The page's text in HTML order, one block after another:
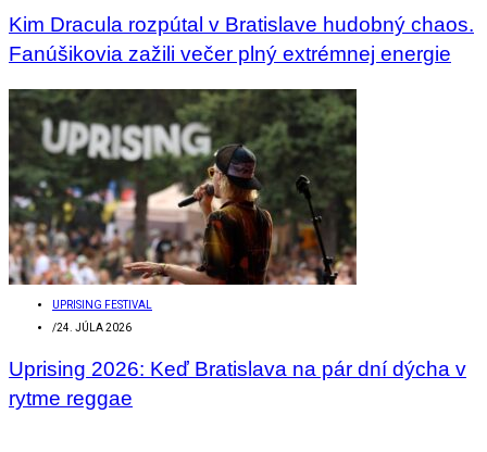
Kim Dracula rozpútal v Bratislave hudobný chaos.
Fanúšikovia zažili večer plný extrémnej energie
UPRISING FESTIVAL
/24. JÚLA 2026
Uprising 2026: Keď Bratislava na pár dní dýcha v
rytme reggae